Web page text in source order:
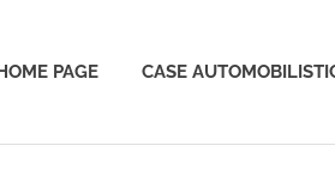
PAGE CASE